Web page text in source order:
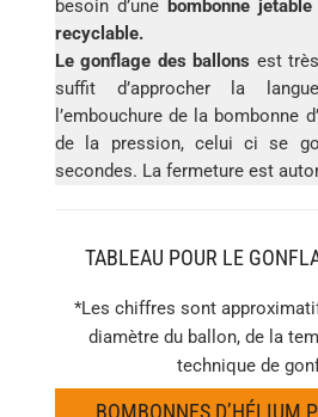
besoin d’une bombonne
recyclable.
Le gonflage des ballons est
suffit d’approcher la
l’embouchure de la bombonne
de la pression, celui ci se
secondes. La fermeture est
TABLEAU POUR LE
*Les chiffres sont
diamètre du ballon, de la
technique de
BOMBONNES D’HÉLIUM